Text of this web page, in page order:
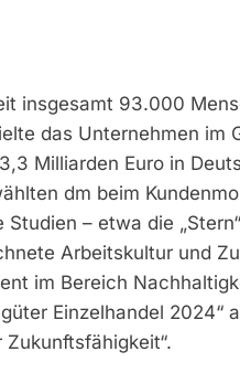
insgesamt 93.000
das Unternehmen im
Milliarden Euro in
dm beim
– etwa die
Arbeitskultur und
im Bereich
Einzelhandel 2024“